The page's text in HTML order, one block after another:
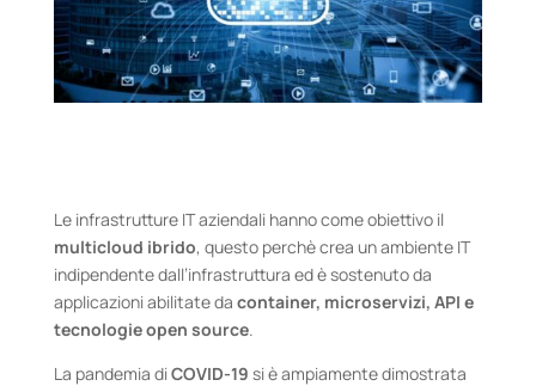
Le infrastrutture IT aziendali hanno come obiettivo il
multicloud ibrido, questo perchè crea un ambiente IT
indipendente dall’infrastruttura ed è sostenuto da
applicazioni abilitate da container, microservizi, API e
tecnologie open source.
La pandemia diCOVID-19 si è ampiamente dimostrata